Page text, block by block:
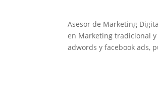
Asesor de Marketing
en Marketing tradicional
adwords y facebook ads,